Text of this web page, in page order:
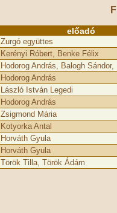
előadó
Zurgó együttes
Kerényi Róbert, Benke Félix
Hodorog András, Balogh
Hodorog András
László István Legedi
Hodorog András
Zsigmond Mária
Kotyorka Antal
Horváth Gyula
Horváth Gyula
Török Tilla, Török Ádám